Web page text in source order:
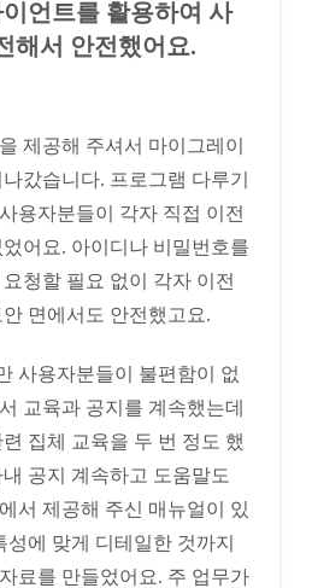
이언트를 활용하여 사
해서 안전했어요.
제공해 주셔서 마이그레이
갔습니다. 프로그램 다루기
용자분들이 각자 직접 이전
어요. 아이디나 비밀번호를
청할 필요 없이 각자 이전
면에서도 안전했고요.
사용자분들이 불편함이 없
교육과 공지를 계속했는데
집체 교육을 두 번 정도 했
공지 계속하고 도움말도
서 제공해 주신 매뉴얼이 있
에 맞게 디테일한 것까지
료를 만들었어요. 주 업무가